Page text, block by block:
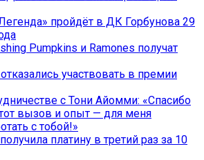
пройдёт в ДК Горбунова 29
Pumpkins и Ramones получат
участвовать в премии
с Тони Айомми: «Спасибо
вызов и опыт — для меня
с тобой!»
платину в третий раз за 10